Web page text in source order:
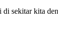
sekitar kita